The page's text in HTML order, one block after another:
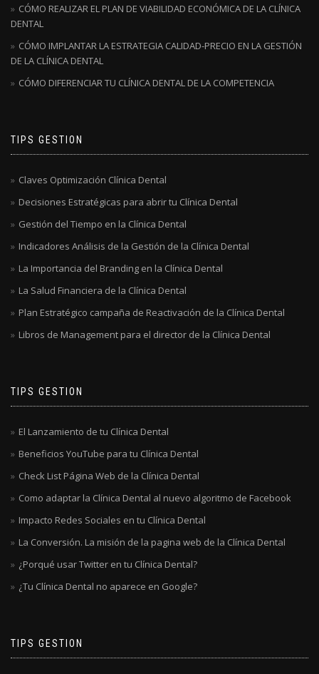
CÓMO REALIZAR EL PLAN DE VIABILIDAD ECONÓMICA DE LA CLÍNICA
DENTAL
CÓMO IMPLANTAR LA ESTRATEGIA CALIDAD-PRECIO EN LA GESTIÓN
DE LA CLÍNICA DENTAL
CÓMO DIFERENCIAR TU CLÍNICA DENTAL DE LA COMPETENCIA
TIPS GESTION
Claves Optimización Clínica Dental
Decisiones Estratégicas para abrir tu Clínica Dental
Gestión del Tiempo en la Clínica Dental
Indicadores Análisis de la Gestión de la Clínica Dental
La Importancia del Branding en la Clínica Dental
La Salud Financiera de la Clínica Dental
Plan Estratégico campaña de Reactivación de la Clínica Dental
Libros de Management para el director de la Clínica Dental
TIPS GESTION
El Lanzamiento de tu Clínica Dental
Beneficios YouTube para tu Clínica Dental
Check List Página Web de la Clínica Dental
Como adaptar la Clínica Dental al nuevo algoritmo de Facebook
Impacto Redes Sociales en tu Clínica Dental
La Conversión. La misión de la pagina web de la Clínica Dental
¿Porqué usar Twitter en tu Clínica Dental?
¿Tu Clínica Dental no aparece en Google?
TIPS GESTION